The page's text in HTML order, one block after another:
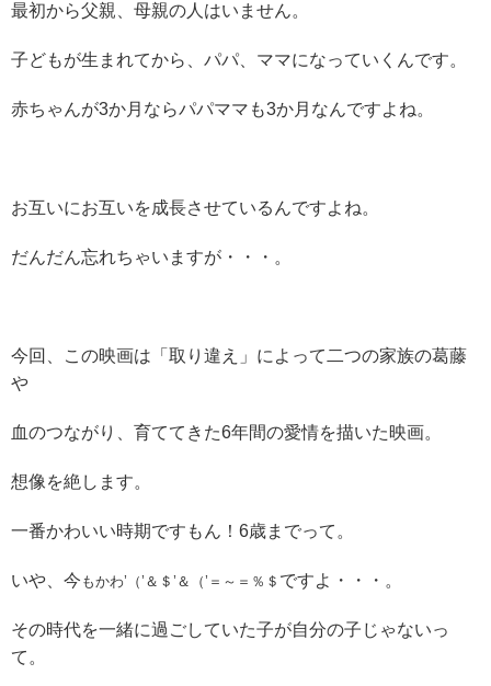
最初から父親、母親の人はいません。
子どもが生まれてから、パパ、ママになっていくんです。
赤ちゃんが3か月ならパパママも3か月なんですよね。
お互いにお互いを成長させているんですよね。
だんだん忘れちゃいますが・・・。
今回、この映画は「取り違え」によって二つの家族の葛藤
や
血のつながり、育ててきた6年間の愛情を描いた映画。
想像を絶します。
一番かわいい時期ですもん！6歳までって。
いや、今 もかわ’（’＆＄’＆（’＝～＝％＄ ですよ・・・。
その時代を一緒に過ごしていた子が自分の子じゃないっ
て。